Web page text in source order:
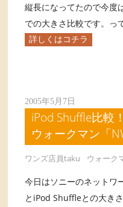
縦長になってたので今度
での大きさ比較です。
詳しくはコチラ
2005年5月7日
iPod Shuffle比較
ウォークマン「
ワンズ店員taku ウォーク
今日はソニーのネットワ
とiPod Shuffleとの大き